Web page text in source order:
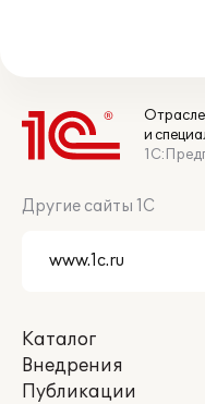
и
Другие сайты 1С
Каталог
Внедрения
Публикации